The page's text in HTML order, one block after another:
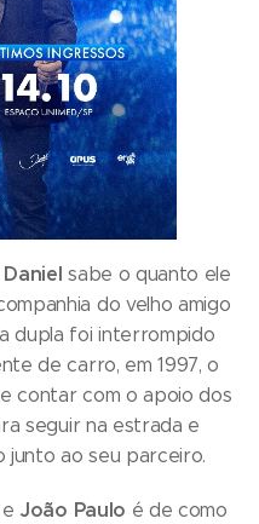
Daniel sabe o quanto ele
do velho amigo
dupla foi interrompido
de carro, em 1997, o
contar com o apoio dos
seguir na estrada e
junto ao seu parceiro.
João Paulo é de como